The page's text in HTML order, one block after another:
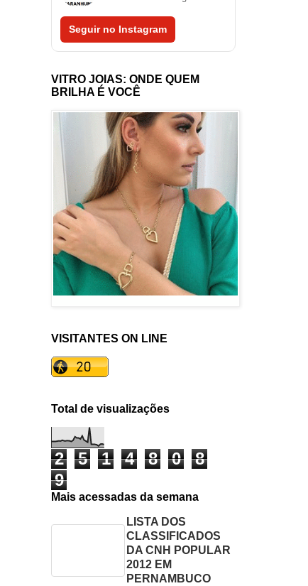
Seguir no Instagram
VITRO JOIAS: ONDE QUEM
BRILHA É VOCÊ
VISITANTES ON LINE
Total de visualizações
2 5 1 4 8 0
8
9
Mais acessadas da semana
LISTA DOS
CLASSIFICADOS
DA CNH POPULAR
2012 EM
PERNAMBUCO